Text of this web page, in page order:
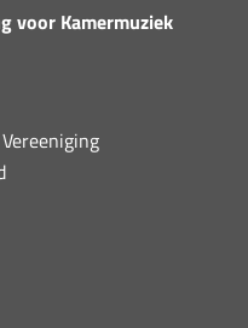
voor Kamermuziek